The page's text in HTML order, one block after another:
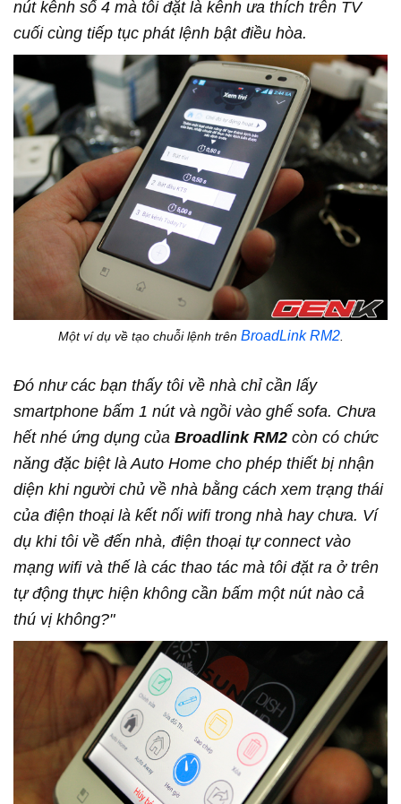
nút kênh số 4 mà tôi đặt là kênh ưa thích trên TV
cuối cùng tiếp tục phát lệnh bật điều hòa.
Một ví dụ về tạo chuỗi lệnh trên BroadLink RM2.
Đó như các bạn thấy tôi về nhà chỉ cần lấy
smartphone bấm 1 nút và ngồi vào ghế sofa. Chưa
hết nhé ứng dụng của Broadlink RM2 còn có chức
năng đặc biệt là Auto Home cho phép thiết bị nhận
diện khi người chủ về nhà bằng cách xem trạng thái
của điện thoại là kết nối wifi trong nhà hay chưa. Ví
dụ khi tôi về đến nhà, điện thoại tự connect vào
mạng wifi và thế là các thao tác mà tôi đặt ra ở trên
tự động thực hiện không cần bấm một nút nào cả
thú vị không?"